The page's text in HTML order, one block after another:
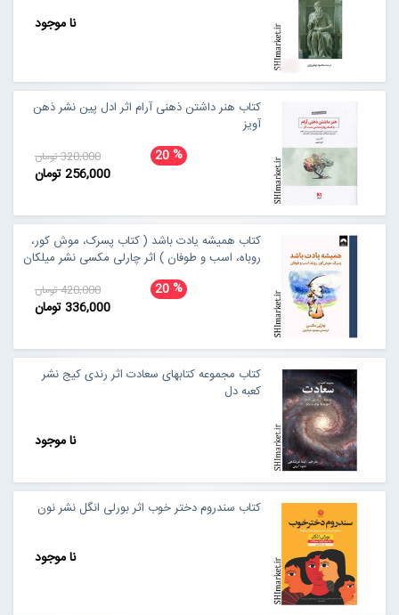
نا موجود
کتاب هنر داشتن ذهنی آرام اثر ادل پین نشر ذهن
آویز
20% 320,000 تومان
256,000 تومان
کتاب همیشه یادت باشد ( کتاب پسرک، موش کور،
روباه، اسب و طوفان ) اثر چارلی مکسی نشر میلکان
20% 420,000 تومان
336,000 تومان
کتاب مجموعه کتابهای سعادت اثر رندی کیج نشر
کعبه دل
نا موجود
کتاب سندروم دختر خوب اثر بورلی انگل نشر نون
نا موجود